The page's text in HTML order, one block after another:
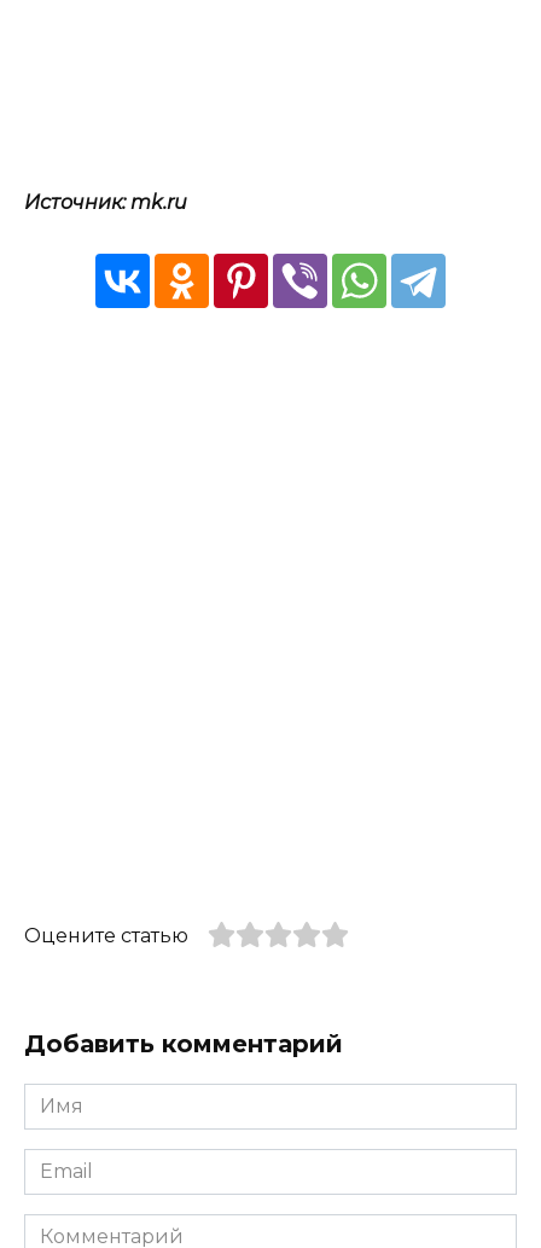
Источник: mk.ru
Оцените статью
Добавить комментарий
Имя
*
Email
*
Комментарий